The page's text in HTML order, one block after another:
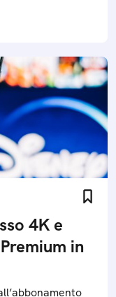
4K e
in